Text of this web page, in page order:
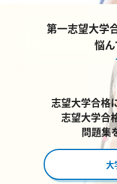
第一志望大学
悩
志望大学合格
志望大学合
問題集
大